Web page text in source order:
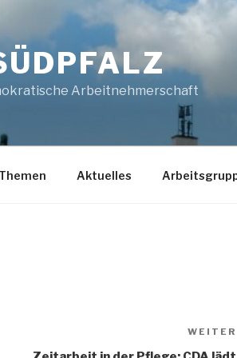
Arbeitnehmerschaft
Themen Aktuelles
WEITER